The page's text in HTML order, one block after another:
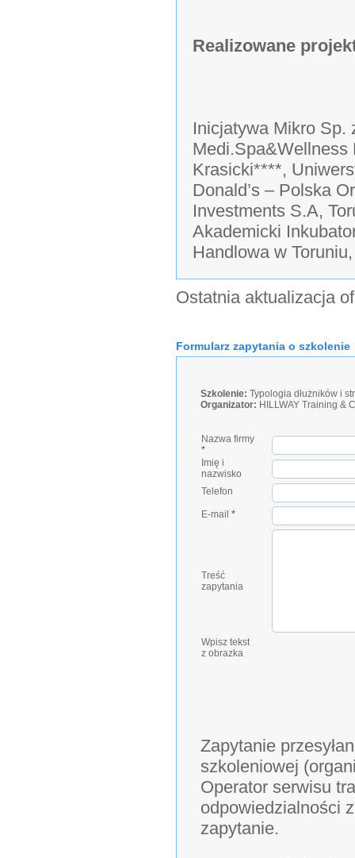
Realizowane
Inicjatywa Mikro Sp.
Krasicki****,
Donald’s – Polska
Investments S.A,
Akademicki
Handlowa w
Ostatnia aktualizacja
Formularz zapytania o szkolenie
Szkolenie: Typologia dłużników i
Organizator: HILLWAY Training &
Nazwa firmy
*
Imię i
nazwisko
Telefon
E-mail *
Treść
zapytania
Wpisz tekst
z obrazka
Zapytanie
szkoleniowej
Operator serwisu
odpowiedzialności
zapytanie.